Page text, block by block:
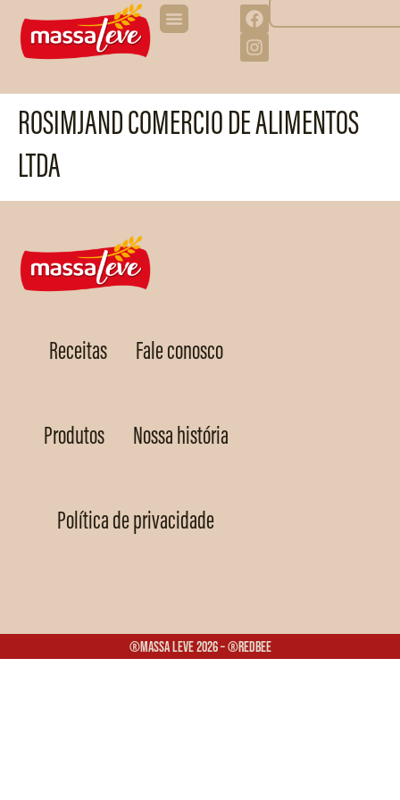
ROSIMJAND COMERCIO DE ALIMENTOS
LTDA
Receitas Fale conosco
Produtos Nossa história
Política de privacidade
®Massa Leve 2026 – ®Redbee